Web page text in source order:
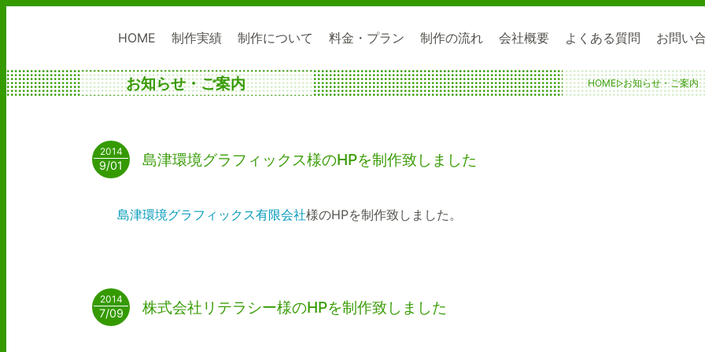
HOME 制作実績 制作について 料金・プラン 制作の流れ 会社概要 よくある質問 お問い
お知らせ・ご案内 HOME お知らせ・ご案内
島津環境グラフィックス様のHPを制作致しました
2014
9/01
島津環境グラフィックス有限会社様のHPを制作致しました。
株式会社リテラシー様のHPを制作致しました
2014
7/09